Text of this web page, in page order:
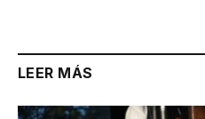
LEER MÁS